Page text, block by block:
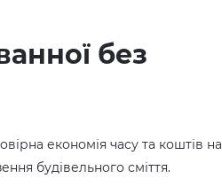
без
економія часу та коштів на
будівельного сміття.